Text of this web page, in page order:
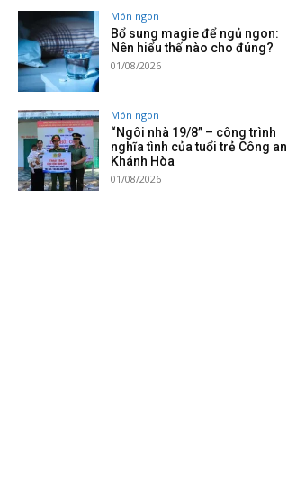
Món ngon
Bổ sung magie để ngủ ngon:
Nên hiểu thế nào cho đúng?
01/08/2026
Món ngon
“Ngôi nhà 19/8” – công trình
nghĩa tình của tuổi trẻ Công an
Khánh Hòa
01/08/2026